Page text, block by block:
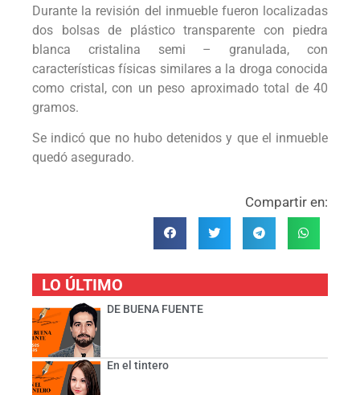
Durante la revisión del inmueble fueron localizadas
dos bolsas de plástico transparente con piedra
blanca cristalina semi – granulada, con
características físicas similares a la droga conocida
como cristal, con un peso aproximado total de 40
gramos.
Se indicó que no hubo detenidos y que el inmueble
quedó asegurado.
Compartir en:
LO ÚLTIMO
DE BUENA FUENTE
En el tintero